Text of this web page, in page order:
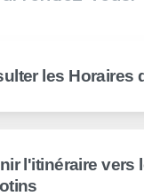
les Horaires
l'itinéraire vers